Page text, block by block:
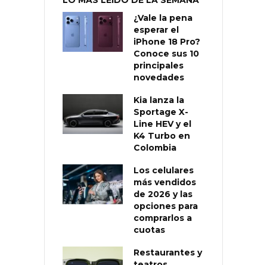
¿Vale la pena
esperar el
iPhone 18 Pro?
Conoce sus 10
principales
novedades
Kia lanza la
Sportage X-
Line HEV y el
K4 Turbo en
Colombia
Los celulares
más vendidos
de 2026 y las
opciones para
comprarlos a
cuotas
Restaurantes y